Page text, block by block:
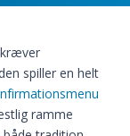
spiller en helt
ramme